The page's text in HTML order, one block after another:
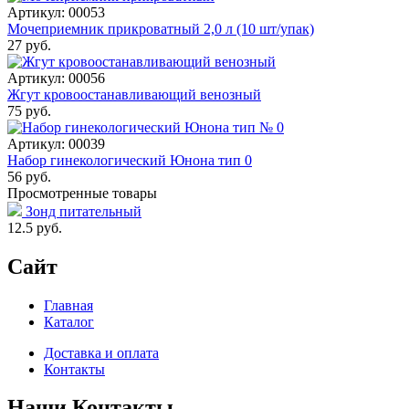
Артикул: 00053
Мочеприемник прикроватный 2,0 л (10 шт/упак)
27 руб.
Артикул: 00056
Жгут кровоостанавливающий венозный
75 руб.
Артикул: 00039
Набор гинекологический Юнона тип 0
56 руб.
Просмотренные товары
Зонд питательный
12.5 руб.
Сайт
Главная
Каталог
Доставка и оплата
Контакты